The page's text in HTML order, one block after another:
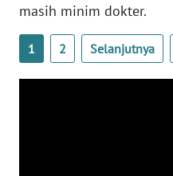
masih minim dokter.
1 2 Selanjutnya
WN
WN